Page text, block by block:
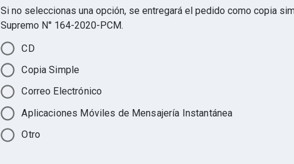
Si no seleccionas una opción, se entregará el pedido como copia
Supremo N° 164-2020-PCM.
CD
Copia Simple
Correo Electrónico
Aplicaciones Móviles de Mensajería Instantánea
Otro